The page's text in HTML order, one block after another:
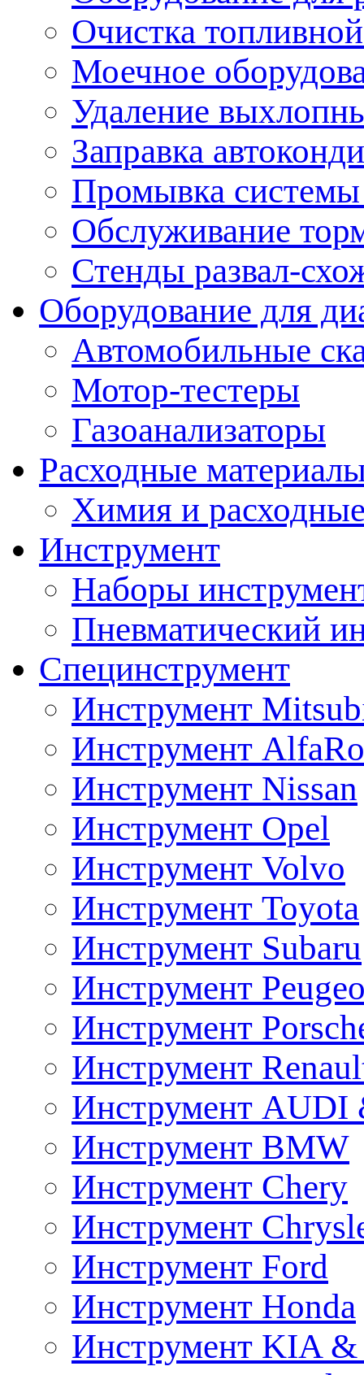
Очистка
Моечное
Удаление
Заправка
Промывка
Обслуживание
Стенды развал-
Оборудование для
Автомобильные
Мотор-тестеры
Газоанализаторы
Расходные
Химия и
Инструмент
Наборы
Пневматический
Специнструмент
Инструмент
Инструмент
Инструмент Nissan
Инструмент Opel
Инструмент Volvo
Инструмент Toyota
Инструмент Subaru
Инструмент
Инструмент
Инструмент
Инструмент AUDI
Инструмент BMW
Инструмент Chery
Инструмент
Инструмент Ford
Инструмент Honda
Инструмент KIA